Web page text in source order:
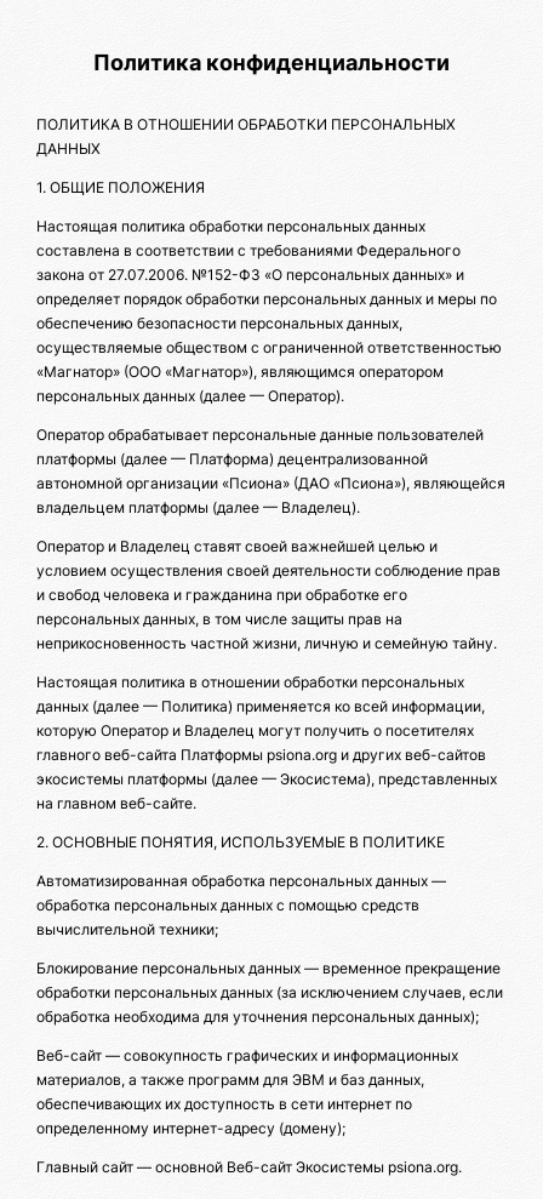
Политика конфиденциальности
ПОЛИТИКА В ОТНОШЕНИИ ОБРАБОТКИ ПЕРСОНАЛЬНЫХ
ДАННЫХ
1. ОБЩИЕ ПОЛОЖЕНИЯ
Настоящая политика обработки персональных данных
составлена в соответствии с требованиями Федерального
закона от 27.07.2006. №152-ФЗ «О персональных данных» и
определяет порядок обработки персональных данных и меры по
обеспечению безопасности персональных данных,
осуществляемые обществом с ограниченной ответственностью
«Магнатор» (ООО «Магнатор»), являющимся оператором
персональных данных (далее — Оператор).
Оператор обрабатывает персональные данные пользователей
платформы (далее — Платформа) децентрализованной
автономной организации «Псиона» (ДАО «Псиона»), являющейся
владельцем платформы (далее — Владелец).
Оператор и Владелец ставят своей важнейшей целью и
условием осуществления своей деятельности соблюдение прав
и свобод человека и гражданина при обработке его
персональных данных, в том числе защиты прав на
неприкосновенность частной жизни, личную и семейную тайну.
Настоящая политика в отношении обработки персональных
данных (далее — Политика) применяется ко всей информации,
которую Оператор и Владелец могут получить о посетителях
главного веб-сайта Платформы psiona.org и других веб-сайтов
экосистемы платформы (далее — Экосистема), представленных
на главном веб-сайте.
2. ОСНОВНЫЕ ПОНЯТИЯ, ИСПОЛЬЗУЕМЫЕ В ПОЛИТИКЕ
Автоматизированная обработка персональных данных —
обработка персональных данных с помощью средств
вычислительной техники;
Блокирование персональных данных — временное прекращение
обработки персональных данных (за исключением случаев, если
обработка необходима для уточнения персональных данных);
Веб-сайт — совокупность графических и информационных
материалов, а также программ для ЭВМ и баз данных,
обеспечивающих их доступность в сети интернет по
определенному интернет-адресу (домену);
Главный сайт — основной Веб-сайт Экосистемы psiona.org.